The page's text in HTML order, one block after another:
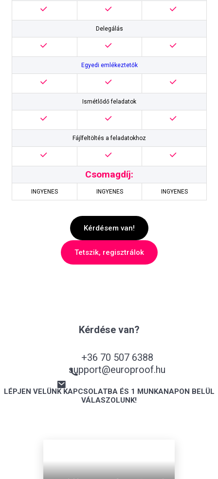
Delegálás
Egyedi emlékeztetők
Ismétlődő feladatok
Fájlfeltöltés a feladatokhoz
Csomagdíj:
INGYENES INGYENES INGYENES
Kérdésem van!
Tetszik, regisztrálok
Kérdése van?
+36 70 507 6388
support@europroof.hu
LÉPJEN VELÜNK KAPCSOLATBA ÉS 1 MUNKANAPON BELÜL
VÁLASZOLUNK!